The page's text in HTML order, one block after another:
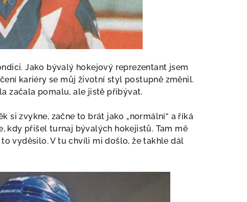
Jako bývalý hokejový reprezentant jsem
kariéry se můj životní styl postupně změnil.
začala pomalu, ale jistě přibývat.
si zvykne, začne to brát jako „normální“ a říká
kdy přišel turnaj bývalých hokejistů. Tam mě
vyděsilo. V tu chvíli mi došlo, že takhle dál